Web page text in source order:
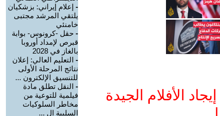
الأفلام الجيدة
- إعلام إيراني: بزشكيان
يلتقي المرشد مجتبى
خامنئي
- حقل -كرونوس- بوابة
قبرص لإمداد أوروبا
بالغاز في 2028
- التعليم العالي: إعلان
نتائج المرحلة الأولى
للتنسيق الإلكترون ...
- النقل تطلق مادة
فيلمية للتوعية من
مخاطر السلوكيات
السلبية ال ...